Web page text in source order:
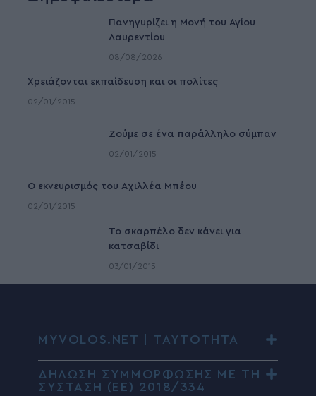
Πανηγυρίζει η Μονή του Αγίου
Λαυρεντίου
08/08/2026
Χρειάζονται εκπαίδευση και οι πολίτες
02/01/2015
Ζούμε σε ένα παράλληλο σύμπαν
02/01/2015
Ο εκνευρισμός του Αχιλλέα Μπέου
02/01/2015
To σκαρπέλο δεν κάνει για
κατσαβίδι
03/01/2015
MYVOLOS.NET | ΤΑΥΤΟΤΗΤΑ
ΔΗΛΩΣΗ ΣΥΜΜΟΡΦΩΣΗΣ ΜΕ ΤΗ
ΣΥΣΤΑΣΗ (ΕΕ) 2018/334